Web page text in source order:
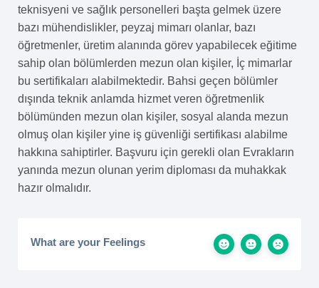
teknisyeni ve sağlık personelleri başta gelmek üzere
bazı mühendislikler, peyzaj mimarı olanlar, bazı
öğretmenler, üretim alanında görev yapabilecek eğitime
sahip olan bölümlerden mezun olan kişiler, İç mimarlar
bu sertifikaları alabilmektedir. Bahsi geçen bölümler
dışında teknik anlamda hizmet veren öğretmenlik
bölümünden mezun olan kişiler, sosyal alanda mezun
olmuş olan kişiler yine iş güvenliği sertifikası alabilme
hakkına sahiptirler. Başvuru için gerekli olan Evrakların
yanında mezun olunan yerim diploması da muhakkak
hazır olmalıdır.
What are your Feelings